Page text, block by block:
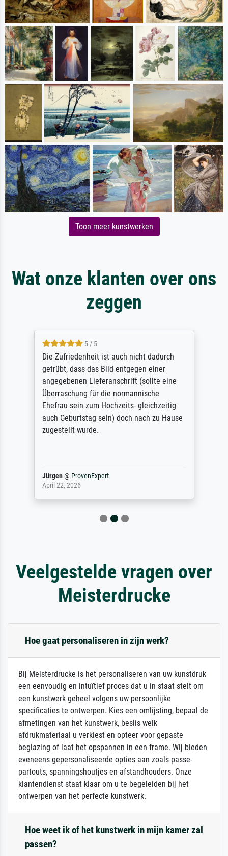
Toon meer kunstwerken
Wat onze klanten over ons
zeggen
5 / 5
Die Zufriedenheit ist auch nicht dadurch
getrübt, dass das Bild entgegen einer
angegebenen Lieferanschrift (sollte eine
Überraschung für die normannische
Ehefrau sein zum Hochzeits- gleichzeitig
auch Geburtstag sein) doch nach zu Hause
zugestellt wurde.
Jürgen@ ProvenExpert
April 22, 2026
Veelgestelde vragen over
Meisterdrucke
Hoe gaat personaliseren in zijn werk?
Bij Meisterdrucke is het personaliseren van uw kunstdruk
een eenvoudig en intuïtief proces dat u in staat stelt om
een kunstwerk geheel volgens uw persoonlijke
specificaties te ontwerpen. Kies een omlijsting, bepaal de
afmetingen van het kunstwerk, beslis welk
afdrukmateriaal u verkiest en opteer voor gepaste
beglazing of laat het opspannen in een frame. Wij bieden
eveneens gepersonaliseerde opties aan zoals passe-
partouts, spanningshoutjes en afstandhouders. Onze
klantendienst staat klaar om u te begeleiden bij het
ontwerpen van het perfecte kunstwerk.
Hoe weet ik of het kunstwerk in mijn kamer zal
passen?